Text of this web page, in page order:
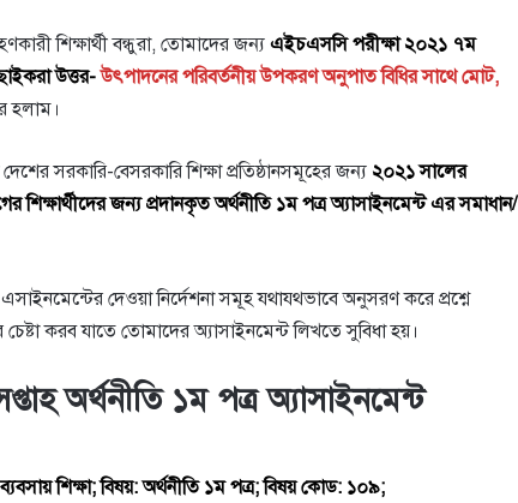
শিক্ষার্থী বন্ধুরা, তোমাদের জন্য এইচএসসি পরীক্ষা ২০২১ ৭ম
উত্তর-উৎপাদনের পরিবর্তনীয় উপকরণ অনুপাত বিধির সাথে মােট,
হলাম।
সরকারি-বেসরকারি শিক্ষা প্রতিষ্ঠানসমূহের জন্য ২০২১ সালের
শিক্ষার্থীদের জন্য প্রদানকৃত অর্থনীতি ১ম পত্র অ্যাসাইনমেন্ট এর সমাধান/
দেওয়া নির্দেশনা সমূহ যথাযথভাবে অনুসরণ করে প্রশ্নে
করব যাতে তোমাদের অ্যাসাইনমেন্ট লিখতে সুবিধা হয়।
অর্থনীতি ১ম পত্র অ্যাসাইনমেন্ট
শিক্ষা; বিষয়: অর্থনীতি ১ম পত্র; বিষয় কোড: ১০৯;